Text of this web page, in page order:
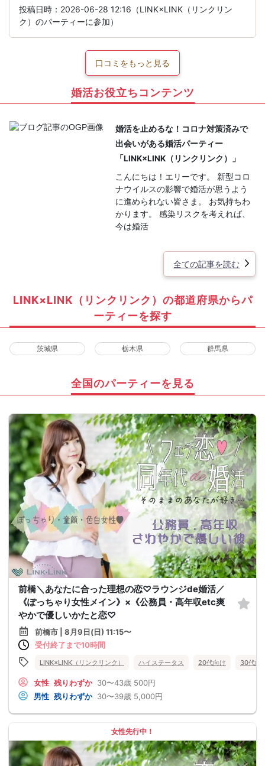
投稿日時：2026-06-28 12:16（LINK×LINK（リンクリン
ク）のパーティーに参加）
口コミをもっと見る
婚活お役立ちコンテンツ
婚活を止めるな！コロナ対策済みで
出会いがある婚活パーティー
「LINK×LINK（リンクリンク）」
こんにちは！エリーです。 新型コロ
ナウイルスの影響で婚活が思うよう
に進められない皆さま。 お気持ちわ
かります。 感染リスクを考えれば、
今は婚活
全ての記事を読む
LINK×LINK（リンクリンク）の都道府県からパ
ーティーを探す
茨城県 栃木県 群馬県
全国のパーティーを見る
前橋＼あなたに合った理想の恋♡ラウンジde婚活／
《ぽっちゃり女性メイン》×《公務員・高年収etc爽
やかで優しいかたと恋♡
前橋市 | 8月9日(日) 11:15〜
受付終了まで10時間
LINK×LINK（リンクリンク） ハイステータス 20代向け 30代向
女性 残りわずか 30〜43歳 500円
男性 残りわずか 30〜39歳 5,000円
女性先行中！